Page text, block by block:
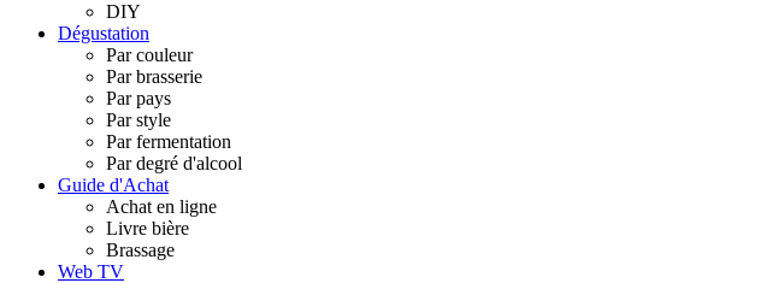
DIY
Dégustation
Par couleur
Par brasserie
Par pays
Par style
Par fermentation
Par degré d'alcool
Guide d'Achat
Achat en ligne
Livre bière
Brassage
Web TV